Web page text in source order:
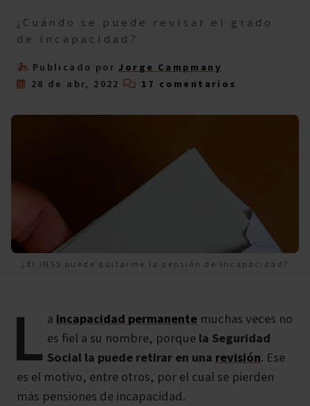
¿Cuándo se puede revisar el grado
de incapacidad?
Publicado por Jorge Campmany
28 de abr, 2022
17 comentarios
¿El INSS puede quitarme la pensión de incapacidad?
L a incapacidad permanente muchas veces no
es fiel a su nombre, porquela Seguridad
Social la puede retirar en una revisión. Ese
es el motivo, entre otros, por el cual se pierden
más pensiones de incapacidad.